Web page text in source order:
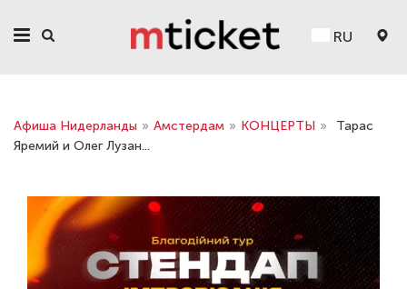
RU
Афиша Нидерланды » Амстердам » КОНЦЕРТЫ »
Тарас
Яремий и Олег Лузан...